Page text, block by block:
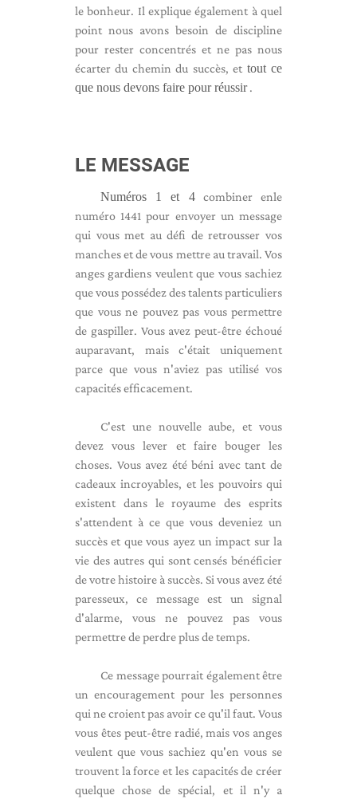
le bonheur. Il explique également à quel
point nous avons besoin de discipline
pour rester concentrés et ne pas nous
écarter du chemin du succès, et tout ce
que nous devons faire pour réussir.
LE MESSAGE
Numéros 1 et 4combiner enle
numéro 1441 pour envoyer un message
qui vous met au défi de retrousser vos
manches et de vous mettre au travail. Vos
anges gardiens veulent que vous sachiez
que vous possédez des talents particuliers
que vous ne pouvez pas vous permettre
de gaspiller. Vous avez peut-être échoué
auparavant, mais c'était uniquement
parce que vous n'aviez pas utilisé vos
capacités efficacement.
C'est une nouvelle aube, et vous
devez vous lever et faire bouger les
choses. Vous avez été béni avec tant de
cadeaux incroyables, et les pouvoirs qui
existent dans le royaume des esprits
s'attendent à ce que vous deveniez un
succès et que vous ayez un impact sur la
vie des autres qui sont censés bénéficier
de votre histoire à succès. Si vous avez été
paresseux, ce message est un signal
d'alarme, vous ne pouvez pas vous
permettre de perdre plus de temps.
Ce message pourrait également être
un encouragement pour les personnes
qui ne croient pas avoir ce qu'il faut. Vous
vous êtes peut-être radié, mais vos anges
veulent que vous sachiez qu'en vous se
trouvent la force et les capacités de créer
quelque chose de spécial, et il n'y a